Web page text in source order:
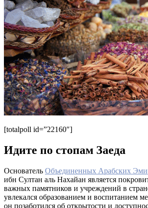
[totalpoll id=”22160″]
Идите по стопам Заеда
Основатель Объединенных Арабских
ибн Султан аль Нахайан является
важных памятников и учреждений в
увлекался образованием и воспитанием
он позаботился об открытости и